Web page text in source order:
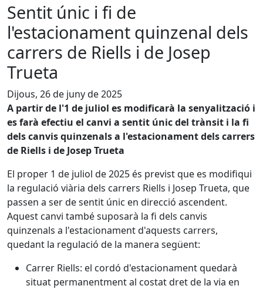
Sentit únic i fi de
l'estacionament quinzenal dels
carrers de Riells i de Josep
Trueta
Dijous, 26 de juny de 2025
A partir de l'1 de juliol es modificarà la senyalització i
es farà efectiu el canvi a sentit únic del trànsit i la fi
dels canvis quinzenals a l'estacionament dels carrers
de Riells i de Josep Trueta
El proper 1 de juliol de 2025 és previst que es modifiqui
la regulació viària dels carrers Riells i Josep Trueta, que
passen a ser de sentit únic en direcció ascendent.
Aquest canvi també suposarà la fi dels canvis
quinzenals a l'estacionament d'aquests carrers,
quedant la regulació de la manera següent:
Carrer Riells: el cordó d'estacionament quedarà
situat permanentment al costat dret de la via en